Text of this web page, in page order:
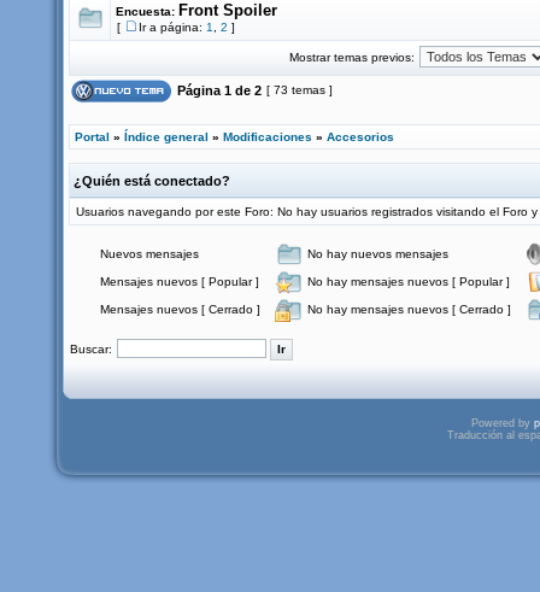
Encuesta: Front Spoiler
[ Ir a página: 1 2 ]
Mostrar temas previos:
Página 1 de 2 [ 73 temas ]
Portal » Índice general » Modificaciones » Accesorios
¿Quién está conectado?
Usuarios navegando por este Foro: No hay usuarios registrados visitando el Foro
Nuevos mensajes No hay nuevos mensajes
Mensajes nuevos [ Popular ] No hay mensajes nuevos [ Popular ]
Mensajes nuevos [ Cerrado ] No hay mensajes nuevos [ Cerrado ]
Buscar:
Powered by
Traducción al